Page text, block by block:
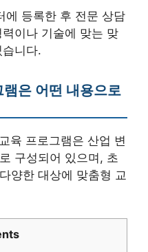
에 등록한 후 전문 상담
이나 기술에 맞는 맞
니다.
은 어떤 내용으로
육 프로그램은 산업 변
구성되어 있으며, 초
양한 대상에 맞춤형 교